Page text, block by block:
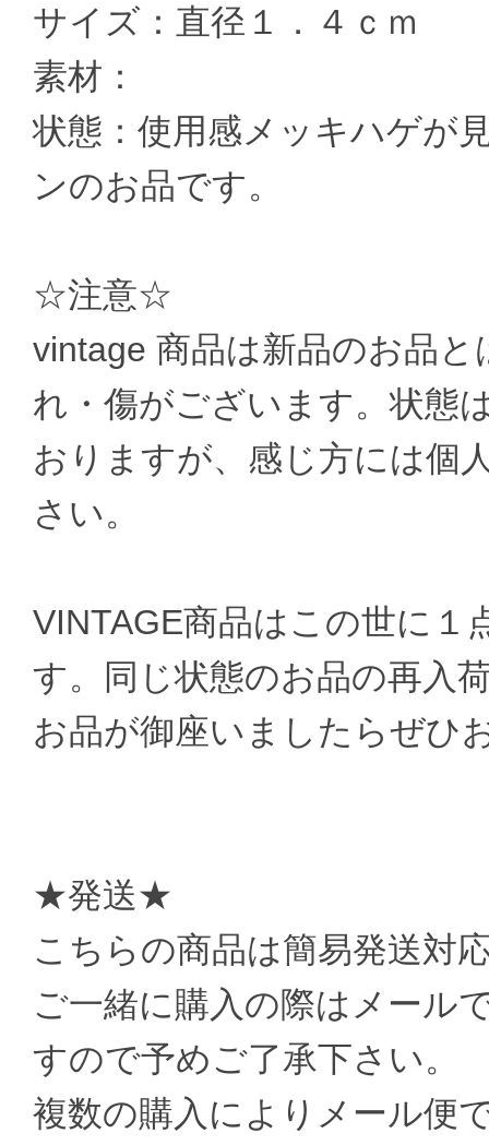
サイズ：直径１．４ｃｍ
素材：
状態：使用感メッキハゲが
ンのお品です。
☆注意☆
vintage 商品は新品のお品
れ・傷がございます。状態
おりますが、感じ方には個
さい。
VINTAGE商品はこの世に１
す。同じ状態のお品の再入
お品が御座いましたらぜひ
★発送★
こちらの商品は簡易発送対
ご一緒に購入の際はメール
すので予めご了承下さい。
複数の購入によりメール便